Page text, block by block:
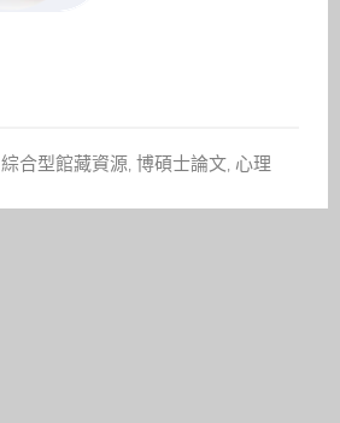
綜合型館藏資源, 博碩士論文, 心理